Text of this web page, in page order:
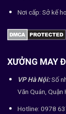
Nơi cấp: Sở kế
XƯỞNG MAY
VP Hà Nội:Số
Văn Quán, Quận
Hotline: 0978